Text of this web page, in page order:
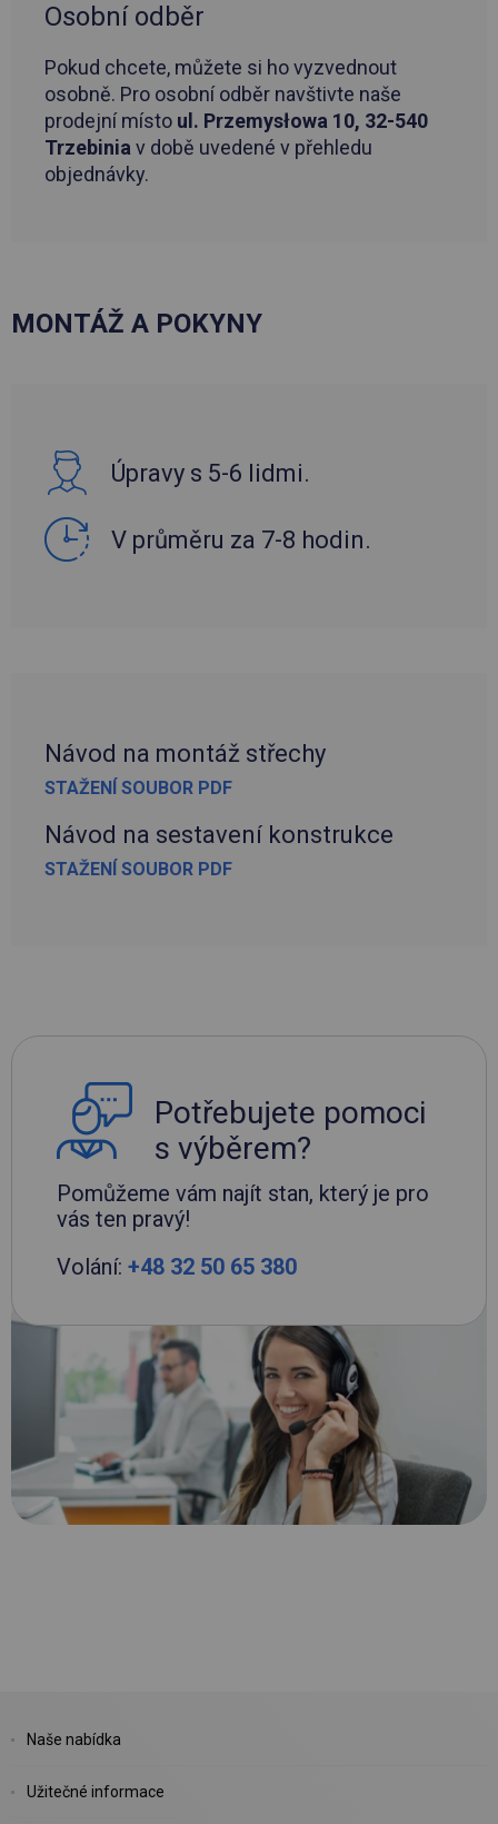
Osobní odběr
Pokud chcete, můžete si ho vyzvednout
osobně. Pro osobní odběr navštivte naše
prodejní místo ul. Przemysłowa 10, 32-540
Trzebiniav době uvedené v přehledu
objednávky.
MONTÁŽ A POKYNY
Úpravy s 5-6 lidmi.
V průměru za 7-8 hodin.
Návod na montáž střechy
STAŽENÍ SOUBOR PDF
Návod na sestavení konstrukce
STAŽENÍ SOUBOR PDF
Potřebujete pomoci
s výběrem?
Pomůžeme vám najít stan, který je pro
vás ten pravý!
Volání: +48 32 50 65 380
Naše nabídka
Užitečné informace